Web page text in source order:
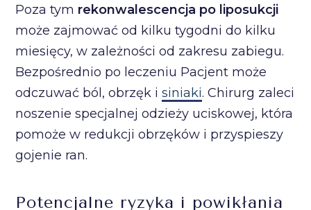
Poza tym rekonwalescencja po liposukcji
może zajmować od kilku tygodni do kilku
miesięcy, w zależności od zakresu zabiegu.
Bezpośrednio po leczeniu Pacjent może
odczuwać ból, obrzęk isiniaki. Chirurg zaleci
noszenie specjalnej odzieży uciskowej, która
pomoże w redukcji obrzęków i przyspieszy
gojenie ran.
Potencjalne ryzyka i powikłania